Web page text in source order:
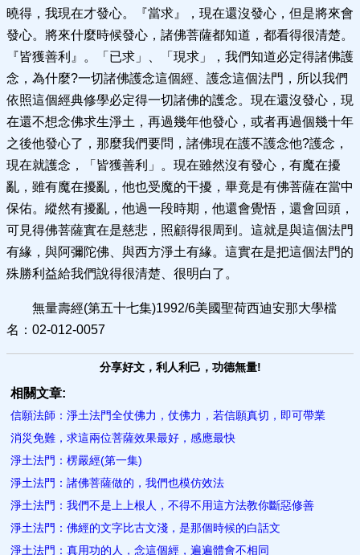
曉得，我現在才發心。『當求』，現在還沒發心，但是將來會
發心。將來什麼時候發心，諸佛菩薩都知道，都看得很清楚。
『皆獲善利』。「已求」、「現求」，我們知道必定得諸佛護
念，為什麼?一切諸佛護念這個經、護念這個法門，所以我們
依照這個經典修學必定得一切諸佛的護念。現在還沒發心，現
在還不想念佛求生淨土，再過幾年他發心，或者再過個幾十年
之後他發心了，那麼我們要問，諸佛現在護不護念他?護念，
現在就護念，「皆獲善利」。現在雖然沒有發心，有魔在擾
亂，雖有魔在擾亂，他也受魔的干擾，畢竟是有佛菩薩在當中
保佑。縱然有擾亂，他過一段時期，他還會覺悟，還會回頭，
可見得佛菩薩實在是慈悲，照顧得很周到。這就是與這個法門
有緣，與阿彌陀佛、與西方淨土有緣。這實在是把這個法門的
殊勝利益給我們說得很清楚、很明白了。
無量壽經(第五十七集)1992/6美國聖荷西迪安那大學檔
名：02-012-0057
分享好文，利人利己，功德無量!
相關文章:
信願法師：淨土法門全仗佛力，仗佛力，若信願真切，即可帶業
消災免難，求這兩位菩薩效果最好，感應最快
淨土法門：楞嚴經(第一集)
淨土法門：諸佛菩薩做的，我們也模仿效法
淨土法門：我們不是上上根人，不得不用這方法教你斷惡修善
淨土法門：佛經的文字比古文淺，是那個時候的白話文
淨土法門：真用功的人，念這個經，遍遍體會不相同